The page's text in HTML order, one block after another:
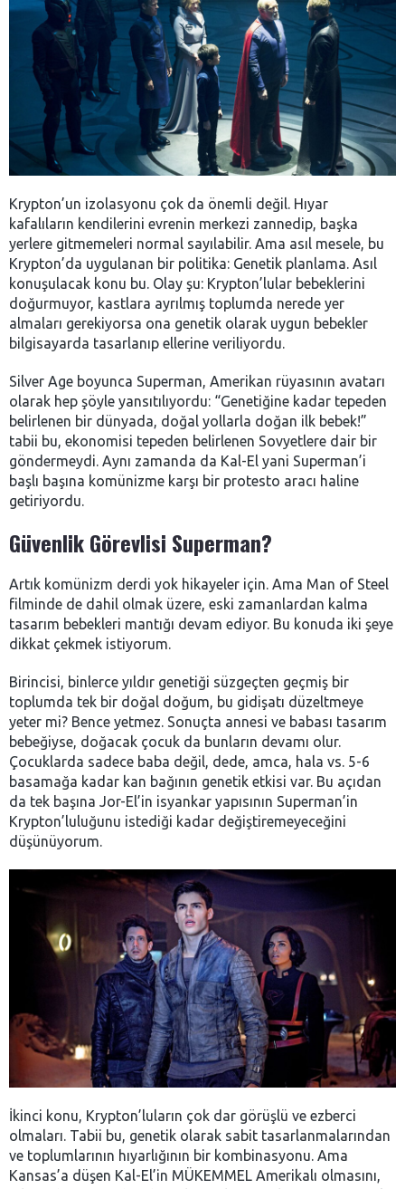
Krypton’un izolasyonu çok da önemli değil. Hıyar
kafalıların kendilerini evrenin merkezi zannedip, başka
yerlere gitmemeleri normal sayılabilir. Ama asıl mesele, bu
Krypton’da uygulanan bir politika: Genetik planlama. Asıl
konuşulacak konu bu. Olay şu: Krypton’lular bebeklerini
doğurmuyor, kastlara ayrılmış toplumda nerede yer
almaları gerekiyorsa ona genetik olarak uygun bebekler
bilgisayarda tasarlanıp ellerine veriliyordu.
Silver Age boyunca Superman, Amerikan rüyasının avatarı
olarak hep şöyle yansıtılıyordu: “Genetiğine kadar tepeden
belirlenen bir dünyada, doğal yollarla doğan ilk bebek!”
tabii bu, ekonomisi tepeden belirlenen Sovyetlere dair bir
göndermeydi. Aynı zamanda da Kal-El yani Superman’i
başlı başına komünizme karşı bir protesto aracı haline
getiriyordu.
Güvenlik Görevlisi Superman?
Artık komünizm derdi yok hikayeler için. Ama Man of Steel
filminde de dahil olmak üzere, eski zamanlardan kalma
tasarım bebekleri mantığı devam ediyor. Bu konuda iki şeye
dikkat çekmek istiyorum.
Birincisi, binlerce yıldır genetiği süzgeçten geçmiş bir
toplumda tek bir doğal doğum, bu gidişatı düzeltmeye
yeter mi? Bence yetmez. Sonuçta annesi ve babası tasarım
bebeğiyse, doğacak çocuk da bunların devamı olur.
Çocuklarda sadece baba değil, dede, amca, hala vs. 5-6
basamağa kadar kan bağının genetik etkisi var. Bu açıdan
da tek başına Jor-El’in isyankar yapısının Superman’in
Krypton’luluğunu istediği kadar değiştiremeyeceğini
düşünüyorum.
İkinci konu, Krypton’luların çok dar görüşlü ve ezberci
olmaları. Tabii bu, genetik olarak sabit tasarlanmalarından
ve toplumlarının hıyarlığının bir kombinasyonu. Ama
Kansas’a düşen Kal-El’in MÜKEMMEL Amerikalı olmasını,